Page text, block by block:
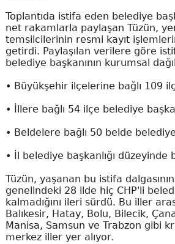
Toplantıda istifa eden belediye
net rakamlarla paylaşan Tüzün,
temsilcilerinin resmi kayıt
getirdi. Paylaşılan verilere göre
belediye başkanının kurumsal
• Büyükşehir ilçelerine bağlı 109
• İllere bağlı 54 ilçe belediye
• Beldelere bağlı 50 belde
• İl belediye başkanlığı düzeyinde
Tüzün, yaşanan bu istifa
genelindeki 28 ilde hiç CHP'li
kalmadığını ileri sürdü. Bu iller
Balıkesir, Hatay, Bolu, Bilecik,
Manisa, Samsun ve Trabzon gibi
merkez iller yer alıyor.